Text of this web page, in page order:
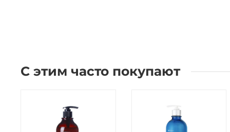
С этим часто покупают